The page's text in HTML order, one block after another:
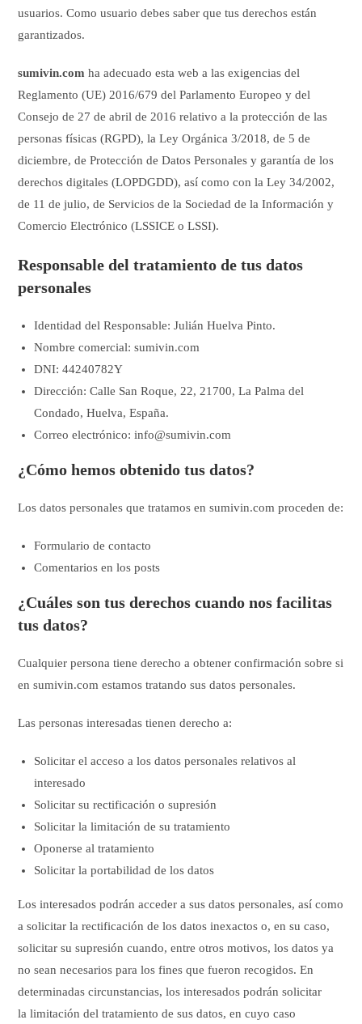
usuarios. Como usuario debes saber que tus derechos están
garantizados.
sumivin.com ha adecuado esta web a las exigencias del
Reglamento (UE) 2016/679 del Parlamento Europeo y del
Consejo de 27 de abril de 2016 relativo a la protección de las
personas físicas (RGPD), la Ley Orgánica 3/2018, de 5 de
diciembre, de Protección de Datos Personales y garantía de los
derechos digitales (LOPDGDD), así como con la Ley 34/2002,
de 11 de julio, de Servicios de la Sociedad de la Información y
Comercio Electrónico (LSSICE o LSSI).
Responsable del tratamiento de tus datos
personales
Identidad del Responsable: Julián Huelva Pinto.
Nombre comercial: sumivin.com
DNI: 44240782Y
Dirección: Calle San Roque, 22, 21700, La Palma del
Condado, Huelva, España.
Correo electrónico: info@sumivin.com
¿Cómo hemos obtenido tus datos?
Los datos personales que tratamos en sumivin.com proceden de:
Formulario de contacto
Comentarios en los posts
¿Cuáles son tus derechos cuando nos facilitas
tus datos?
Cualquier persona tiene derecho a obtener confirmación sobre si
en sumivin.com estamos tratando sus datos personales.
Las personas interesadas tienen derecho a:
Solicitar el acceso a los datos personales relativos al
interesado
Solicitar su rectificación o supresión
Solicitar la limitación de su tratamiento
Oponerse al tratamiento
Solicitar la portabilidad de los datos
Los interesados podrán acceder a sus datos personales, así como
a solicitar la rectificación de los datos inexactos o, en su caso,
solicitar su supresión cuando, entre otros motivos, los datos ya
no sean necesarios para los fines que fueron recogidos. En
determinadas circunstancias, los interesados podrán solicitar
la limitación del tratamiento de sus datos, en cuyo caso